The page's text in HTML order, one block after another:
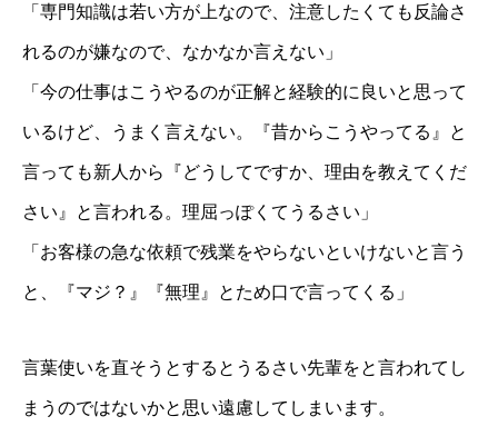
「専門知識は若い方が上なので、注意したくても反論さ
れるのが嫌なので、なかなか言えない」
「今の仕事はこうやるのが正解と経験的に良いと思って
いるけど、うまく言えない。『昔からこうやってる』と
言っても新人から『どうしてですか、理由を教えてくだ
さい』と言われる。理屈っぽくてうるさい」
「お客様の急な依頼で残業をやらないといけないと言う
と、『マジ？』『無理』とため口で言ってくる」
言葉使いを直そうとするとうるさい先輩をと言われてし
まうのではないかと思い遠慮してしまいます。